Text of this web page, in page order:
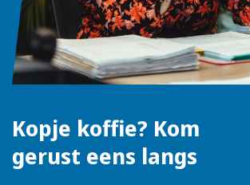
Kopje koffie? Kom
gerust eens langs